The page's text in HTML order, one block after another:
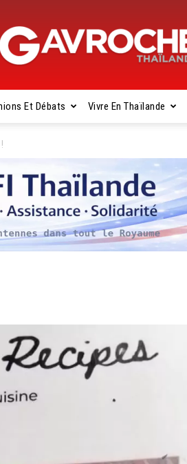
Gavroche
Thaïlande
Et Débats Vivre En Thaïlande